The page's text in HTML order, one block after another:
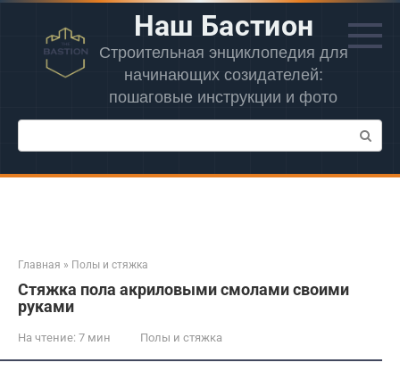
Перейти
контенту
Наш Бастион
Строительная энциклопедия для
начинающих созидателей:
пошаговые инструкции и фото
Поиск:
Главная » Полы и стяжка
Стяжка пола акриловыми смолами своими
руками
На чтение: 7 мин Полы и стяжка